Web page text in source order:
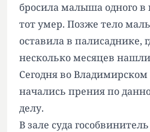
бросила малыша одного в
тот умер. Позже тело
оставила в палисаднике,
несколько месяцев нашли
Сегодня во Владимирском
начались прения по
делу.
В зале суда